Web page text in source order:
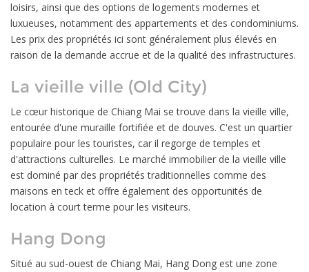
loisirs, ainsi que des options de logements modernes et
luxueuses, notamment des appartements et des condominiums.
Les prix des propriétés ici sont généralement plus élevés en
raison de la demande accrue et de la qualité des infrastructures.
La vieille ville (Old City)
Le cœur historique de Chiang Mai se trouve dans la vieille ville,
entourée d'une muraille fortifiée et de douves. C'est un quartier
populaire pour les touristes, car il regorge de temples et
d'attractions culturelles. Le marché immobilier de la vieille ville
est dominé par des propriétés traditionnelles comme des
maisons en teck et offre également des opportunités de
location à court terme pour les visiteurs.
Hang Dong
Situé au sud-ouest de Chiang Mai, Hang Dong est une zone